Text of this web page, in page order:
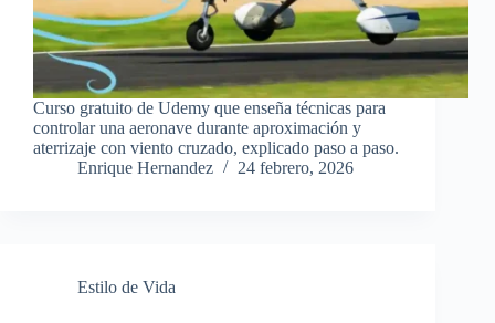
Curso gratuito de Udemy que enseña técnicas para
controlar una aeronave durante aproximación y
aterrizaje con viento cruzado, explicado paso a paso.
Enrique Hernandez
24 febrero, 2026
Estilo de Vida